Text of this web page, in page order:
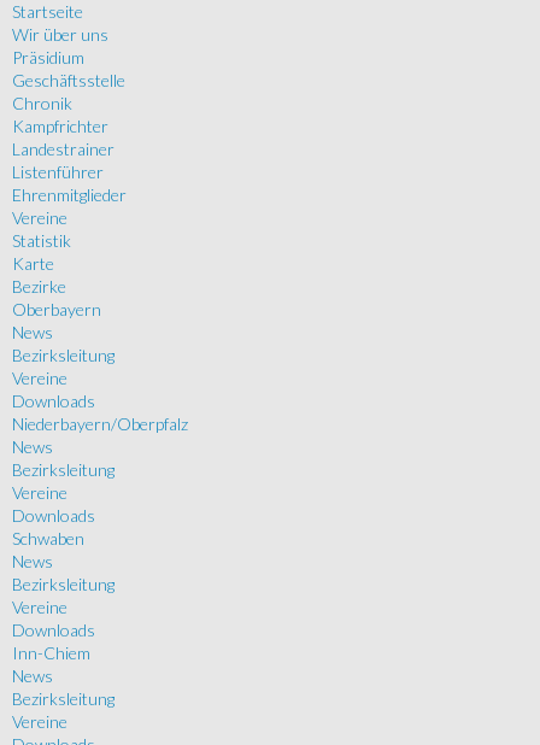
Startseite
Wir über uns
Präsidium
Geschäftsstelle
Chronik
Kampfrichter
Landestrainer
Listenführer
Ehrenmitglieder
Vereine
Statistik
Karte
Bezirke
Oberbayern
News
Bezirksleitung
Vereine
Downloads
Niederbayern/Oberpfalz
News
Bezirksleitung
Vereine
Downloads
Schwaben
News
Bezirksleitung
Vereine
Downloads
Inn-Chiem
News
Bezirksleitung
Vereine